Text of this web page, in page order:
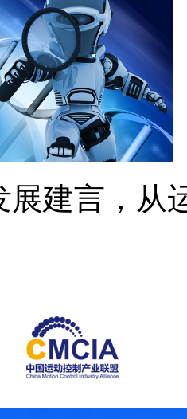
展建言，从